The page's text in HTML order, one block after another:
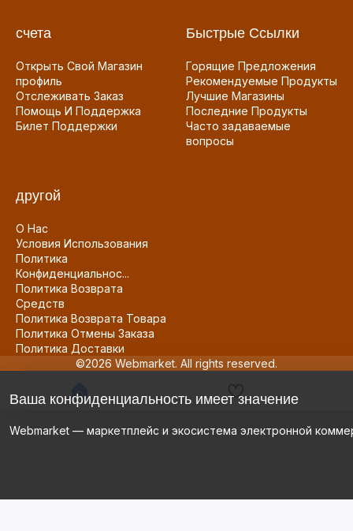
счета
Открыть Свой Магазин
профиль
Отслеживать Заказ
Помощь И Поддержка
Билет Поддержки
Быстрые Ссылки
Горящие Предложения
Рекомендуемые Продукты
Лучшие Магазины
Последние Продукты
Часто задаваемые
вопросы
другой
О Нас
Условия Использования
Политика
Конфиденциальнос...
Политика Возврата
Средств
Политика Возврата Товара
Политика Отмены Заказа
Политика Доставки
©2026 Webmarket. All rights reserved.
Ваша конфиденциальность имеет значение
Webmarket — маркетплейс и экосистема электронной